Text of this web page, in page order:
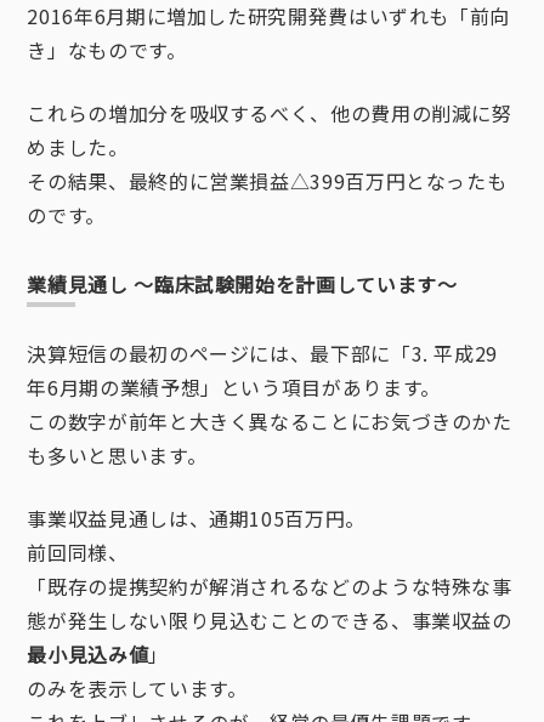
2016年6月期に増加した研究開発費はいずれも「前向
き」なものです。
これらの増加分を吸収するべく、他の費用の削減に努
めました。
その結果、最終的に営業損益△399百万円となったも
のです。
業績見通し ～臨床試験開始を計画しています～
決算短信の最初のページには、最下部に「3. 平成29
年6月期の業績予想」という項目があります。
この数字が前年と大きく異なることにお気づきのかた
も多いと思います。
事業収益見通しは、通期105百万円。
前回同様、
「既存の提携契約が解消されるなどのような特殊な事
態が発生しない限り見込むことのできる、事業収益の
最小見込み値」
のみを表示しています。